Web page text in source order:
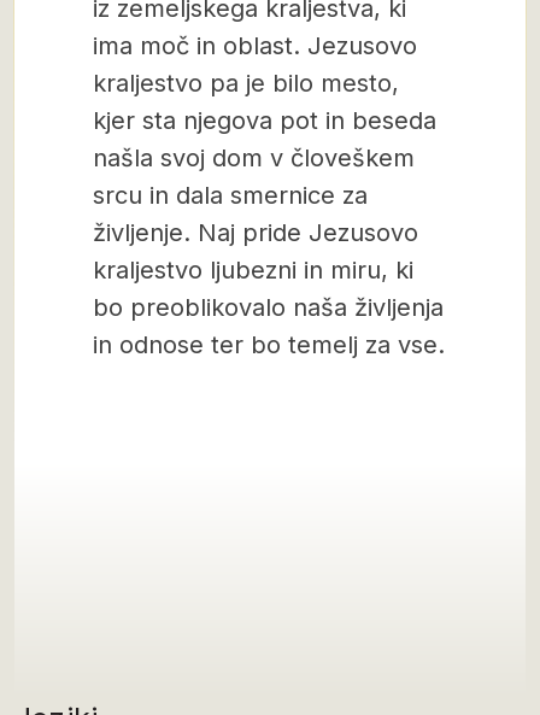
iz zemeljskega kraljestva, ki
ima moč in oblast. Jezusovo
kraljestvo pa je bilo mesto,
kjer sta njegova pot in beseda
našla svoj dom v človeškem
srcu in dala smernice za
življenje. Naj pride Jezusovo
kraljestvo ljubezni in miru, ki
bo preoblikovalo naša življenja
in odnose ter bo temelj za vse.